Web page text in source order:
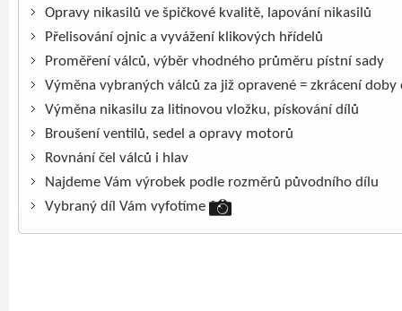
Opravy nikasilů ve špičkové kvalitě, lapování nikasilů
Přelisování ojnic a vyvážení klikových hřídelů
Proměření válců, výběr vhodného průměru pístní sady
Výměna vybraných válců za již opravené = zkrácení doby
Výměna nikasilu za litinovou vložku, pískování dílů
Broušení ventilů, sedel a opravy motorů
Rovnání čel válců i hlav
Najdeme Vám výrobek podle rozměrů původního dílu
Vybraný díl Vám vyfotíme